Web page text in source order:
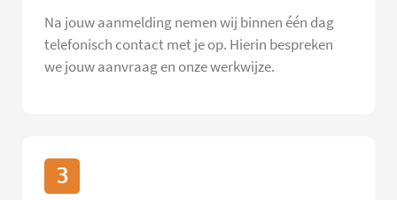
Na jouw aanmelding nemen wij binnen één dag
telefonisch contact met je op. Hierin bespreken
we jouw aanvraag en onze werkwijze.
3